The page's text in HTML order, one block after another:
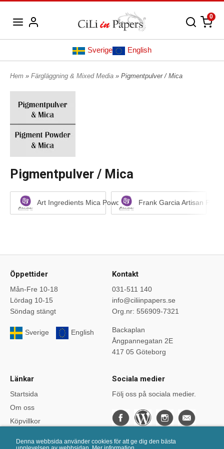
Denna webbsida använder cookies för att ge dig den bästa
0
Sverige English
Hem » Färgläggning & Mixed Media » Pigmentpulver / Mica
Pigmentpulver / Mica
Art Ingredients Mica Powder Frank Garcia Artisan
Öppettider
Mån-Fre 10-18
Lördag 10-15
Söndag stängt
Sverige English
Kontakt
031-511 140
info@ciliinpapers.se
Org.nr: 556909-7321
Backaplan
Ångpannegatan 2E
417 05 Göteborg
Länkar
Startsida
Om oss
Köpvillkor
Sociala medier
Följ oss på sociala medier.